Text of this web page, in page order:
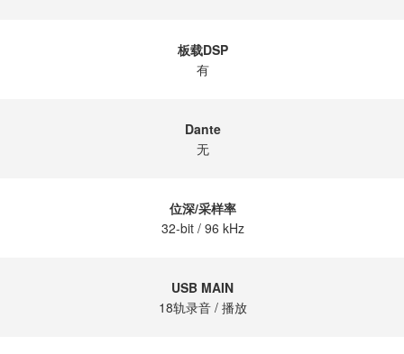
板载DSP
有
Dante
无
位深/采样率
32-bit / 96 kHz
USB MAIN
18轨录音 / 播放